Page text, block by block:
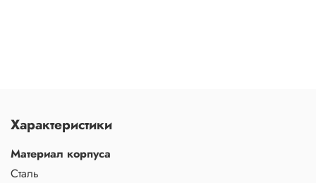
Характеристики
Материал корпуса
Сталь